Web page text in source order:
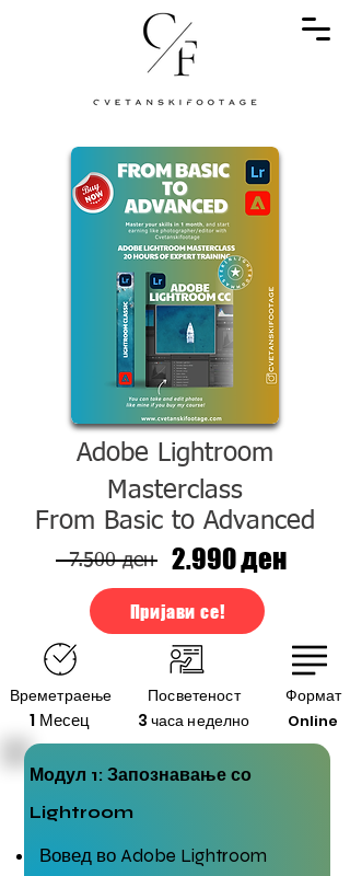
Adobe Lightroom
Masterclass
From Basic to Advanced
7.500 ден 2.990 ден
Пријави се!
Времетраење
1 Месец
Посветеност
Формат
3 часа неделно
Online
Модул 1: Запознавање со
Lightroom
Вовед во Adobe Lightroom